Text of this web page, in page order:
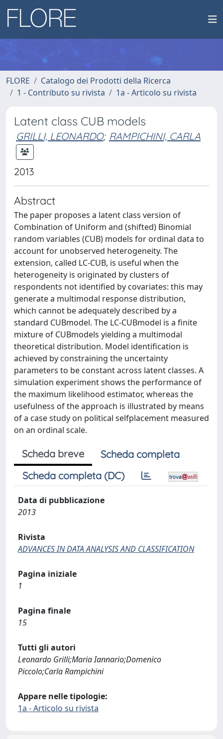
FLORE
Catalogo dei Prodotti della Ricerca
1 - Contributo su rivista
1a - Articolo su rivista
Latent class CUB models
GRILLI, LEONARDO; RAMPICHINI, CARLA
2013
Abstract
The paper proposes a latent class version of
Combination of Uniform and (shifted) Binomial
random variables (CUB) models for ordinal data to
account for unobserved heterogeneity. The
extension, called LC-CUB, is useful when the
heterogeneity is originated by clusters of
respondents not identified by covariates: this may
generate a multimodal response distribution,
which cannot be adequately described by a
standard CUBmodel. The LC-CUBmodel is a finite
mixture of CUBmodels yielding a multimodal
theoretical distribution. Model identification is
achieved by constraining the uncertainty
parameters to be constant across latent classes. A
simulation experiment shows the performance of
the maximum likelihood estimator, whereas the
usefulness of the approach is illustrated by means
of a case study on political selfplacement measured
on an ordinal scale.
Scheda breve
Scheda completa
Scheda completa (DC)
Data di pubblicazione
2013
Rivista
ADVANCES IN DATA ANALYSIS AND CLASSIFICATION
Pagina iniziale
1
Pagina finale
15
Tutti gli autori
Leonardo Grilli;Maria Iannario;Domenico
Piccolo;Carla Rampichini
Appare nelle tipologie:
1a - Articolo su rivista